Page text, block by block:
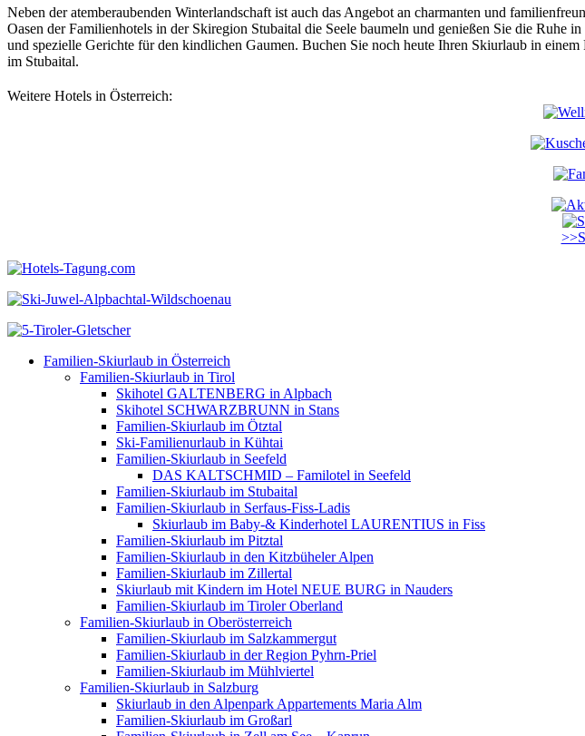
Neben der atemberaubenden Winterlandschaft ist auch das Angebot an charmanten und
Oasen der Familienhotels in der Skiregion Stubaital die Seele baumeln und genießen Sie die
und spezielle Gerichte für den kindlichen Gaumen. Buchen Sie noch heute Ihren Skiurlaub in
im Stubaital.
Weitere Hotels in Österreich:
Familien-Skiurlaub in Österreich
Familien-Skiurlaub in Tirol
Skihotel GALTENBERG in Alpbach
Skihotel SCHWARZBRUNN in Stans
Familien-Skiurlaub im Ötztal
Ski-Familienurlaub in Kühtai
Familien-Skiurlaub in Seefeld
DAS KALTSCHMID – Familotel in Seefeld
Familien-Skiurlaub im Stubaital
Familien-Skiurlaub in Serfaus-Fiss-Ladis
Skiurlaub im Baby-& Kinderhotel LAURENTIUS in Fiss
Familien-Skiurlaub im Pitztal
Familien-Skiurlaub in den Kitzbüheler Alpen
Familien-Skiurlaub im Zillertal
Skiurlaub mit Kindern im Hotel NEUE BURG in Nauders
Familien-Skiurlaub im Tiroler Oberland
Familien-Skiurlaub in Oberösterreich
Familien-Skiurlaub im Salzkammergut
Familien-Skiurlaub in der Region Pyhrn-Priel
Familien-Skiurlaub im Mühlviertel
Familien-Skiurlaub in Salzburg
Skiurlaub in den Alpenpark Appartements Maria Alm
Familien-Skiurlaub im Großarl